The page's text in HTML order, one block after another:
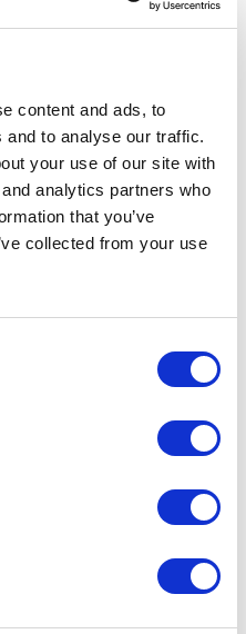
content and ads, to
to analyse our traffic.
your use of our site with
analytics partners who
that you’ve
collected from your use
BEPPE FINESSI